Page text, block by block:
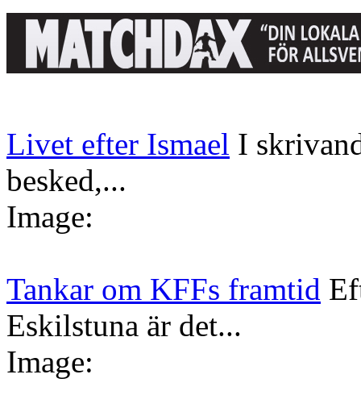
Livet efter Ismael I
besked,...
Image:
Tankar om KFFs framtid
Eskilstuna är det...
Image: